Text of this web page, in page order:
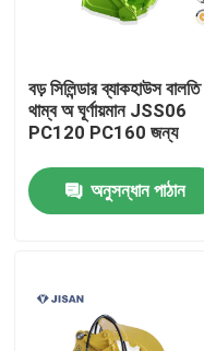
বাড়ি
বড় সিলিন্ডার ব্যাকহাউস বালতি
থাম্ব অ ঘূর্ণায়মান JSS06
PC120 PC160 জন্য
অনুসন্ধান পাঠান